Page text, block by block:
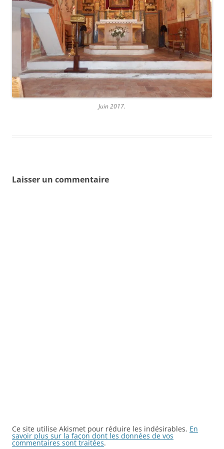
Juin 2017.
Laisser un commentaire
Ce site utilise Akismet pour réduire les indésirables. En
savoir plus sur la façon dont les données de vos
commentaires sont traitées.